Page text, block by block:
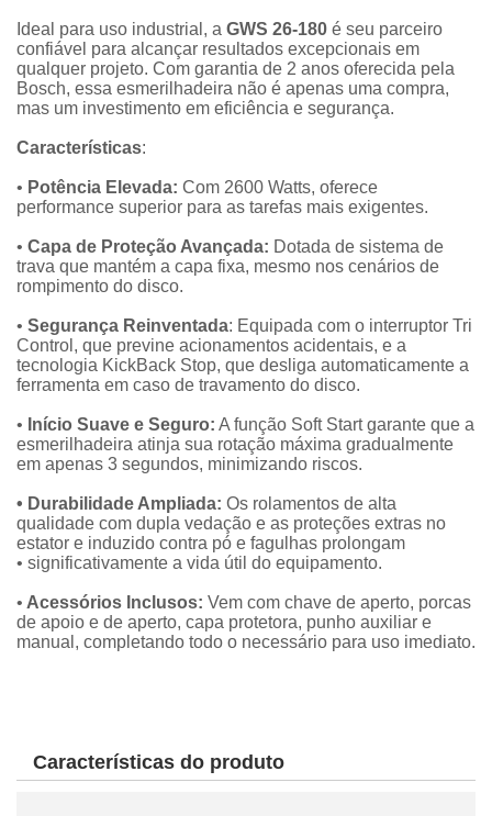
Ideal para uso industrial, a GWS 26-180 é seu parceiro
confiável para alcançar resultados excepcionais em
qualquer projeto. Com garantia de 2 anos oferecida pela
Bosch, essa esmerilhadeira não é apenas uma compra,
mas um investimento em eficiência e segurança.
Características:
• Potência Elevada: Com 2600 Watts, oferece
performance superior para as tarefas mais exigentes.
• Capa de Proteção Avançada: Dotada de sistema de
trava que mantém a capa fixa, mesmo nos cenários de
rompimento do disco.
• Segurança Reinventada: Equipada com o interruptor Tri
Control, que previne acionamentos acidentais, e a
tecnologia KickBack Stop, que desliga automaticamente a
ferramenta em caso de travamento do disco.
• Início Suave e Seguro: A função Soft Start garante que a
esmerilhadeira atinja sua rotação máxima gradualmente
em apenas 3 segundos, minimizando riscos.
• Durabilidade Ampliada: Os rolamentos de alta
qualidade com dupla vedação e as proteções extras no
estator e induzido contra pó e fagulhas prolongam
• significativamente a vida útil do equipamento.
• Acessórios Inclusos: Vem com chave de aperto, porcas
de apoio e de aperto, capa protetora, punho auxiliar e
manual, completando todo o necessário para uso imediato.
Características do produto